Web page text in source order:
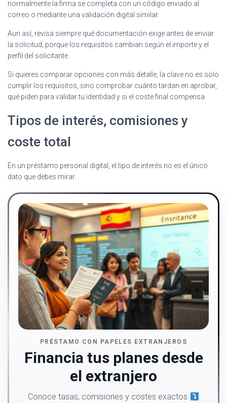
normalmente la firma se completa con un código enviado al
correo o mediante una validación digital similar.
Aun así, revisa siempre qué documentación exige antes de enviar
la solicitud, porque los requisitos cambian según el importe y el
perfil del solicitante.
Si quieres comparar opciones con más detalle, la clave no es solo
cumplir los requisitos, sino comprobar cuánto tardan en aprobar,
qué piden para validar tu identidad y si el coste final compensa.
Tipos de interés, comisiones y
coste total
En un préstamo personal digital, el tipo de interés no es el único
dato que debes mirar.
PRÉSTAMO CON PAPELES EXTRANJEROS
Financia tus planes desde
el extranjero
Conoce tasas, comisiones y costes exactos